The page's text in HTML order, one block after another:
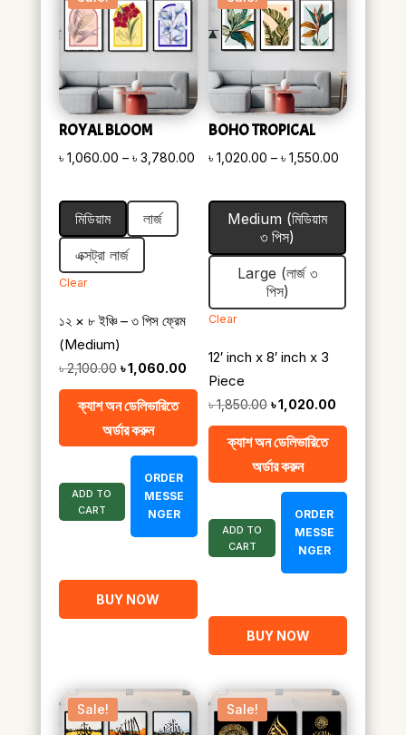
ROYAL BLOOM
৳ 1,060.00 – ৳ 3,780.00Price
৳ 1,060.00
through
৳ 3,780.00
মিডিয়াম
লার্জ
এক্সট্রা লার্জ
Clear
১২ × ৮ ইঞ্চি – ৩ পিস ফ্রেম
(Medium)
৳2,100.00 Original
price
was:
৳ 2,100.00.
৳1,060.00Current
price
৳ 1,060.00.
ক্যাশ অন ডেলিভারিতে
অর্ডার করুন
ADD TO
CART
ORDER
MESSE
NGER
BUY NOW
BOHO TROPICAL
৳1,020.00 – ৳1,550.00
৳ 1,020.00
৳ 1,550.00
Medium (মিডিয়াম
৩ পিস)
Large (লার্জ ৩
পিস)
Clear
12′ inch x 8′ inch x 3
Piece
৳1,850.00 Original
price
was:
৳ 1,850.00.
৳1,020.00
price
ক্যাশ অন ডেলিভারিতে
অর্ডার করুন
ADD TO
CART
ORDER
MESSE
NGER
BUY NOW
Sale! Sale!